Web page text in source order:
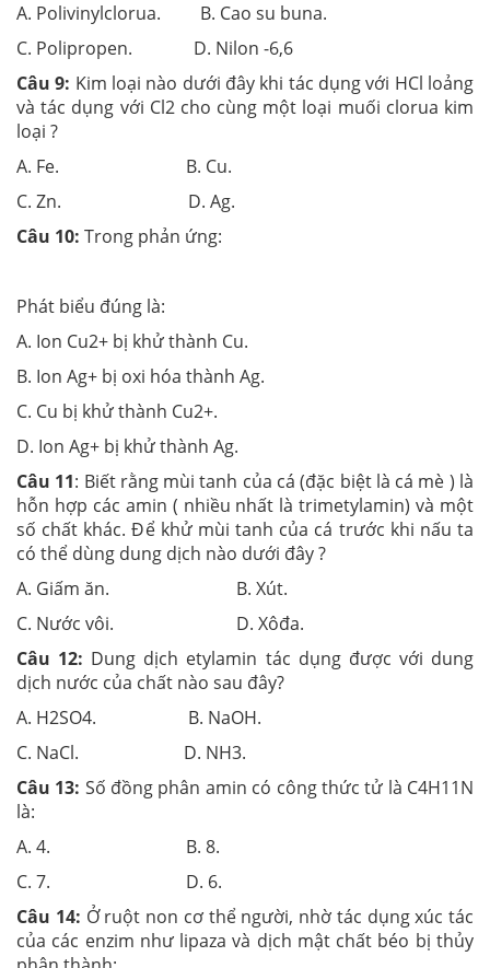
A. Polivinylclorua. B. Cao su buna.
C. Polipropen. D. Nilon -6,6
Câu 9: Kim loại nào dưới đây khi tác dụng với HCl loảng
và tác dụng với Cl2 cho cùng một loại muối clorua kim
loại ?
A. Fe. B. Cu.
C. Zn. D. Ag.
Câu 10: Trong phản ứng:
Phát biểu đúng là:
A. Ion Cu2+ bị khử thành Cu.
B. Ion Ag+ bị oxi hóa thành Ag.
C. Cu bị khử thành Cu2+.
D. Ion Ag+ bị khử thành Ag.
Câu 11: Biết rằng mùi tanh của cá (đặc biệt là cá mè ) là
hỗn hợp các amin ( nhiều nhất là trimetylamin) và một
số chất khác. Để khử mùi tanh của cá trước khi nấu ta
có thể dùng dung dịch nào dưới đây ?
A. Giấm ăn. B. Xút.
C. Nước vôi. D. Xôđa.
Câu 12: Dung dịch etylamin tác dụng được với dung
dịch nước của chất nào sau đây?
A. H2SO4. B. NaOH.
C. NaCl. D. NH3.
Câu 13: Số đồng phân amin có công thức tử là C4H11N
là:
A. 4. B. 8.
C. 7. D. 6.
Câu 14: Ở ruột non cơ thể người, nhờ tác dụng xúc tác
của các enzim như lipaza và dịch mật chất béo bị thủy